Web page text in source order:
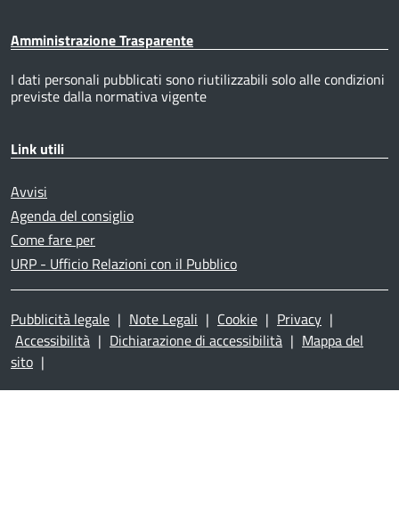
Amministrazione Trasparente
I dati personali pubblicati sono riutilizzabili solo alle condizioni
previste dalla normativa vigente
Link utili
Avvisi
Agenda del consiglio
Come fare per
URP - Ufficio Relazioni con il Pubblico
Pubblicità legale | Note Legali | Cookie | Privacy |
Accessibilità | Dichiarazione di accessibilità | Mappa del
sito |